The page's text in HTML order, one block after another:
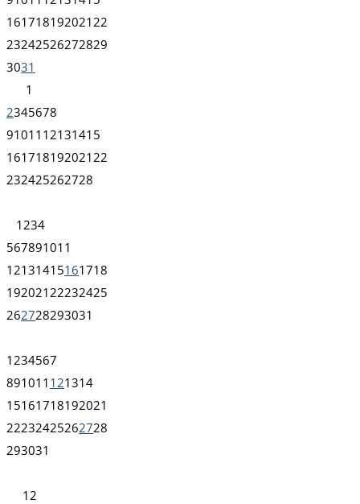
161718192021 22
23242526272829
3031
1
2345678
91011 12131415
161718192021 22
232425262728
1 234
567891011
12131415161718
192021 22232425
262728293031
1 234567
891011 121314
15161718192021
22232425262728
293031
1 2